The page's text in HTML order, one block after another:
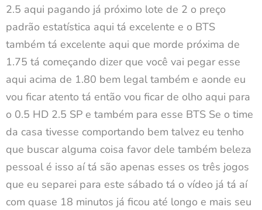
2.5 aqui pagando já próximo lote de 2 o preço
padrão estatística aqui tá excelente e o BTS
também tá excelente aqui que morde próxima de
1.75 tá começando dizer que você vai pegar esse
aqui acima de 1.80 bem legal também e aonde eu
vou ficar atento tá então vou ficar de olho aqui para
o 0.5 HD 2.5 SP e também para esse BTS Se o time
da casa tivesse comportando bem talvez eu tenho
que buscar alguma coisa favor dele também beleza
pessoal é isso aí tá são apenas esses os três jogos
que eu separei para este sábado tá o vídeo já tá aí
com quase 18 minutos já ficou até longo e mais seu